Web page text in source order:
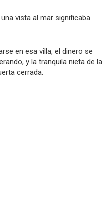
vista al mar significaba
en esa villa, el dinero se
y la tranquila nieta de la
cerrada.